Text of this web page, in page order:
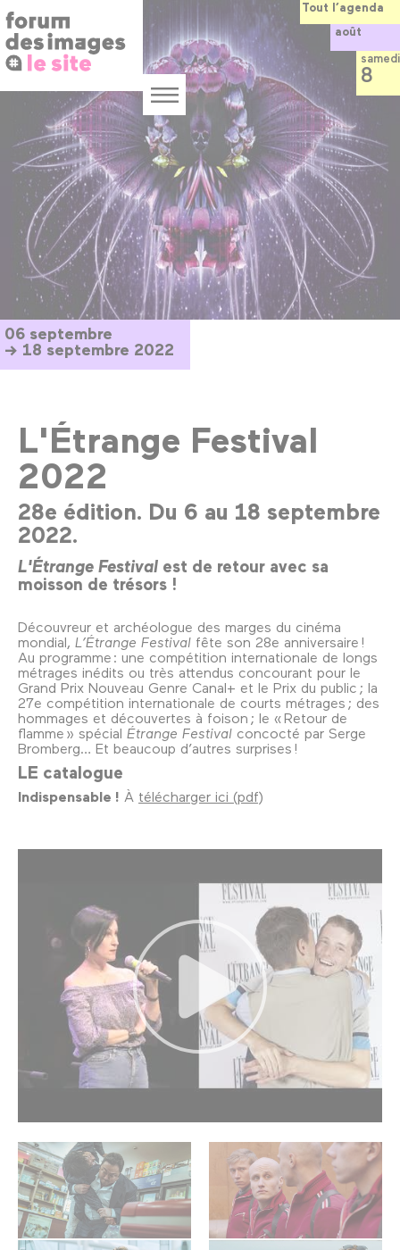
Panneau de gestion des cookies
au
contenu
principal
Menu
06 septembre
→ 18 septembre 2022
L'Étrange Festival
2022
28e édition. Du 6 au 18 septembre
2022.
L'Étrange Festival est de retour avec sa
moisson de trésors !
Découvreur et archéologue des marges du cinéma
mondial, L’Étrange Festival fête son 28e anniversaire !
Au programme : une compétition internationale de longs
métrages inédits ou très attendus concourant pour le
Grand Prix Nouveau Genre Canal+ et le Prix du public ; la
27e compétition internationale de courts métrages ; des
hommages et découvertes à foison ; le « Retour de
flamme » spécial Étrange Festival concocté par Serge
Bromberg… Et beaucoup d’autres surprises !
LE catalogue
Indispensable ! À télécharger ici (pdf)
Tout l’agenda
août
samedi
8